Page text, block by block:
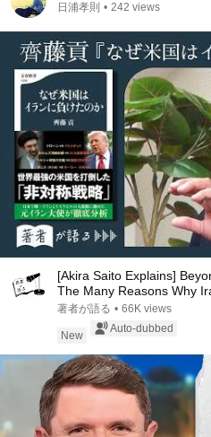
日浦孝則 • 242 views
[Akira Saito Explains]
The Many Reasons Why
著者が語る • 66K views
New
Auto-dubbed